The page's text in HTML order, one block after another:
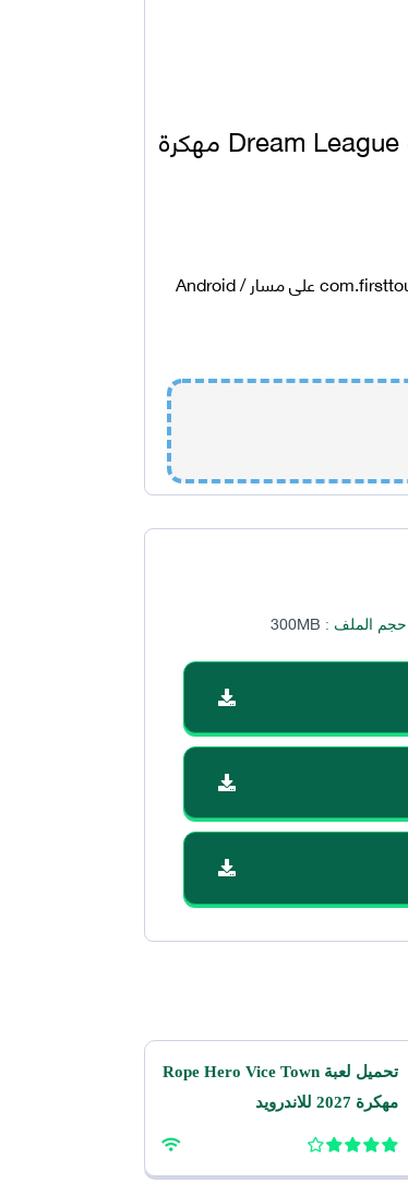
طريقة تثبيت و تنزيل لعبة دريم ليج Dream League Soccer 2018 مهكرة
قم بفك الضغط عن ملف الـ OBB، ضع المجلد com.firsttouchgames.dls.folder على مسار Android /
حجم الملف : 300MB
تحميل لعبة Rope Hero Vice Town
مهكرة 2027 للاندرويد